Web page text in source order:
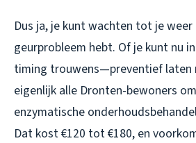
Dus ja, je kunt wachten tot je
geurprobleem hebt. Of je kunt nu
timing trouwens—preventief laten
eigenlijk alle Dronten-bewoners
enzymatische
Dat kost €120 tot €180, en